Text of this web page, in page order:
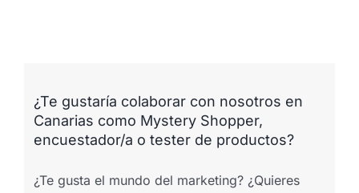
¿Te gustaría colaborar con nosotros en
Canarias como Mystery Shopper,
encuestador/a o tester de productos?
¿Te gusta el mundo del marketing? ¿Quieres